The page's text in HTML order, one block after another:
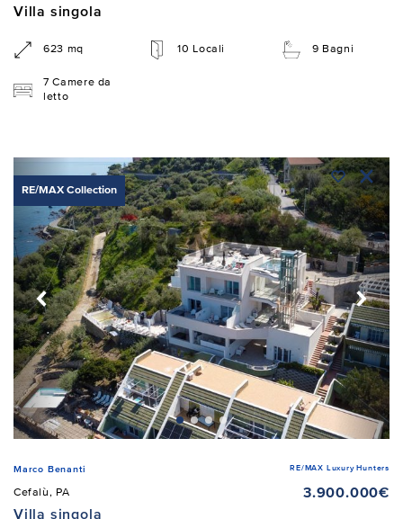
Villa singola
623 mq 10 Locali 9 Bagni
7 Camere da
letto
RE/MAX Collection
Marco Benanti RE/MAX Luxury Hunters
Cefalù, PA
3.900.000€
Villa singola